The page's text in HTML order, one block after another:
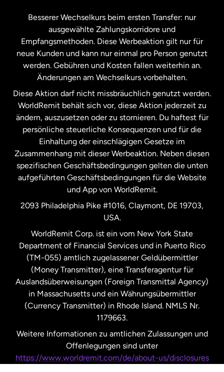
Malaysia
Neuseeland
Niederlande
Schweden
Spanien
Vereinigte Staaten English
Vereinigte Staaten
Vereinigtes Königreich
Besserer Wechselkurs beim ersten Transfer: nur
ausgewählte Zahlungskorridore und
Empfangsmethoden. Diese Werbeaktion gilt nur für
neue Kunden und kann nur einmal pro Person genutzt
werden. Gebühren und Kosten fallen weiterhin an.
Änderungen am Wechselkurs vorbehalten.
Diese Aktion darf nicht missbräuchlich genutzt werden.
WorldRemit behält sich vor, diese Aktion jederzeit zu
ändern, auszusetzen oder zu stornieren. Du haftest für
persönliche steuerliche Konsequenzen und für die
Einhaltung der einschlägigen Gesetze im
Zusammenhang mit dieser Werbeaktion. Neben diesen
spezifischen Geschäftsbedingungen gelten die unten
aufgeführten Geschäftsbedingungen für die Website
und App von WorldRemit.
2093 Philadelphia Pike #1016, Claymont, DE 19703,
USA.
WorldRemit Corp. ist ein vom New York State
Department of Financial Services und in Puerto Rico
(TM-055) amtlich zugelassener Geldübermittler
(Money Transmitter), eine Transferagentur für
Auslandsüberweisungen (Foreign Transmittal Agency)
in Massachusetts und ein Währungsübermittler
(Currency Transmitter) in Rhode Island. NMLS Nr.
1179663.
Weitere Informationen zu amtlichen Zulassungen und
Offenlegungen sind unter
https://www.worldremit.com/de/about-us/disclosures